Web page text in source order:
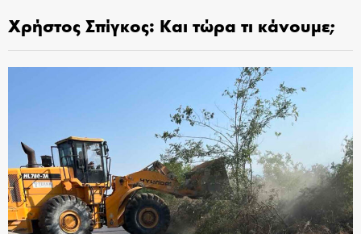
Χρήστος Σπίγκος: Και τώρα τι κάνουμε;